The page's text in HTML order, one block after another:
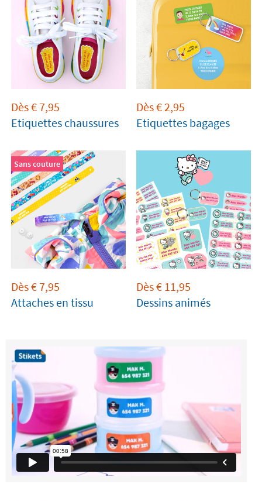
Dès€7,95
Etiquettes chaussures
Dès€2,95
Etiquettes bagages
Sans couture
Dès€7,95
Attaches en tissu
Dès€ 11,95
Dessins animés